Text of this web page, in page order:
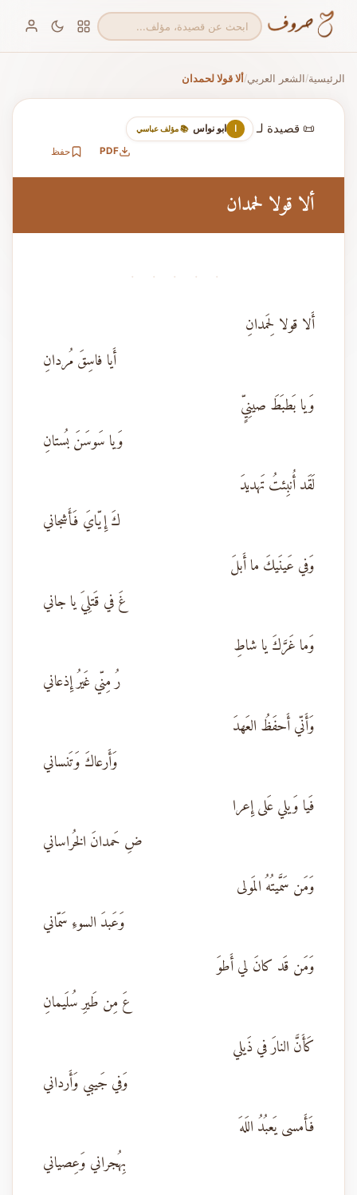
الرئيسية/الشعر العربي/ألا قولا لحمدان
📜 قصيدة لـ ا ابو نواس 📚 مؤلف عباسي
PDF حفظ
ألا قولا لحمدان
· · · · ·
أَلا قولا لِحَمدانِ
أَيا فاسِقَ مُردانِ
وَيا بَطبَطَ صينِيٍّ
وَيا سَوسَنَ بُستانِ
لَقَد أُنبِئتُ تَهديدَ
كَ إِيّايَ فَأَشجاني
وَفي عَينَيكَ ما أَبلَ
غَ في قَتلِيَ يا جاني
وَما غَرَّكَ يا شاطِ
رُ مِنّي غَيرُ إِذعاني
وَأَنّي أَحفَظُ العَهدَ
وَأَرعاكَ وَتَنساني
فَيا وَيلي عَلى إِعرا
ضِ حَمدانَ الخُراساني
وَمَن سَمَّيتُهُ المَولى
وَعَبدَ السوءِ سَمّاني
وَمَن قَد كانَ لي أَطوَ
عَ مِن طَيرِ سُلَيمانِ
كَأَنَّ النارَ في ذَيلي
وَفي جَيبي وَأَرداني
فَأَمسى يَعبُدُ اللَهَ
بِهُجراني وَعِصياني